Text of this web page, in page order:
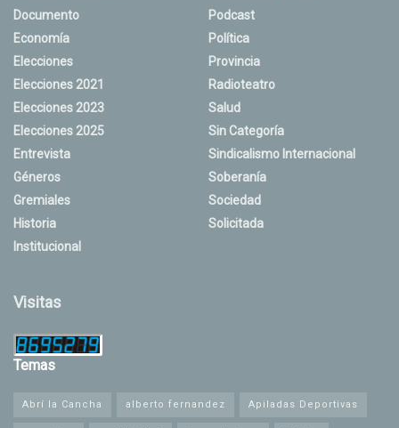
Documento
Economía
Elecciones
Elecciones 2021
Elecciones 2023
Elecciones 2025
Entrevista
Géneros
Gremiales
Historia
Institucional
Podcast
Política
Provincia
Radioteatro
Salud
Sin Categoría
Sindicalismo Internacional
Soberanía
Sociedad
Solicitada
Visitas
Temas
Abrí la Cancha alberto fernandez Apiladas Deportivas